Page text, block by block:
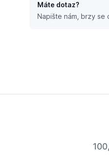
Máte dotaz?
Napište nám, brzy se